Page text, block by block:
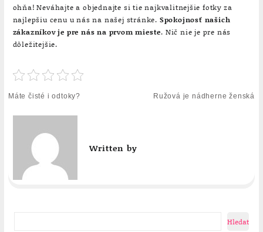
ohňa! Neváhajte a objednajte si tie najkvalitnejšie fotky za
najlepšiu cenu u nás na našej stránke. Spokojnosť našich
zákazníkov je pre nás na prvom mieste. Nič nie je pre nás
dôležitejšie.
Navigace
příspěvek
Máte čisté i odtoky? Ružová je nádherne ženská
Written by
Hledat